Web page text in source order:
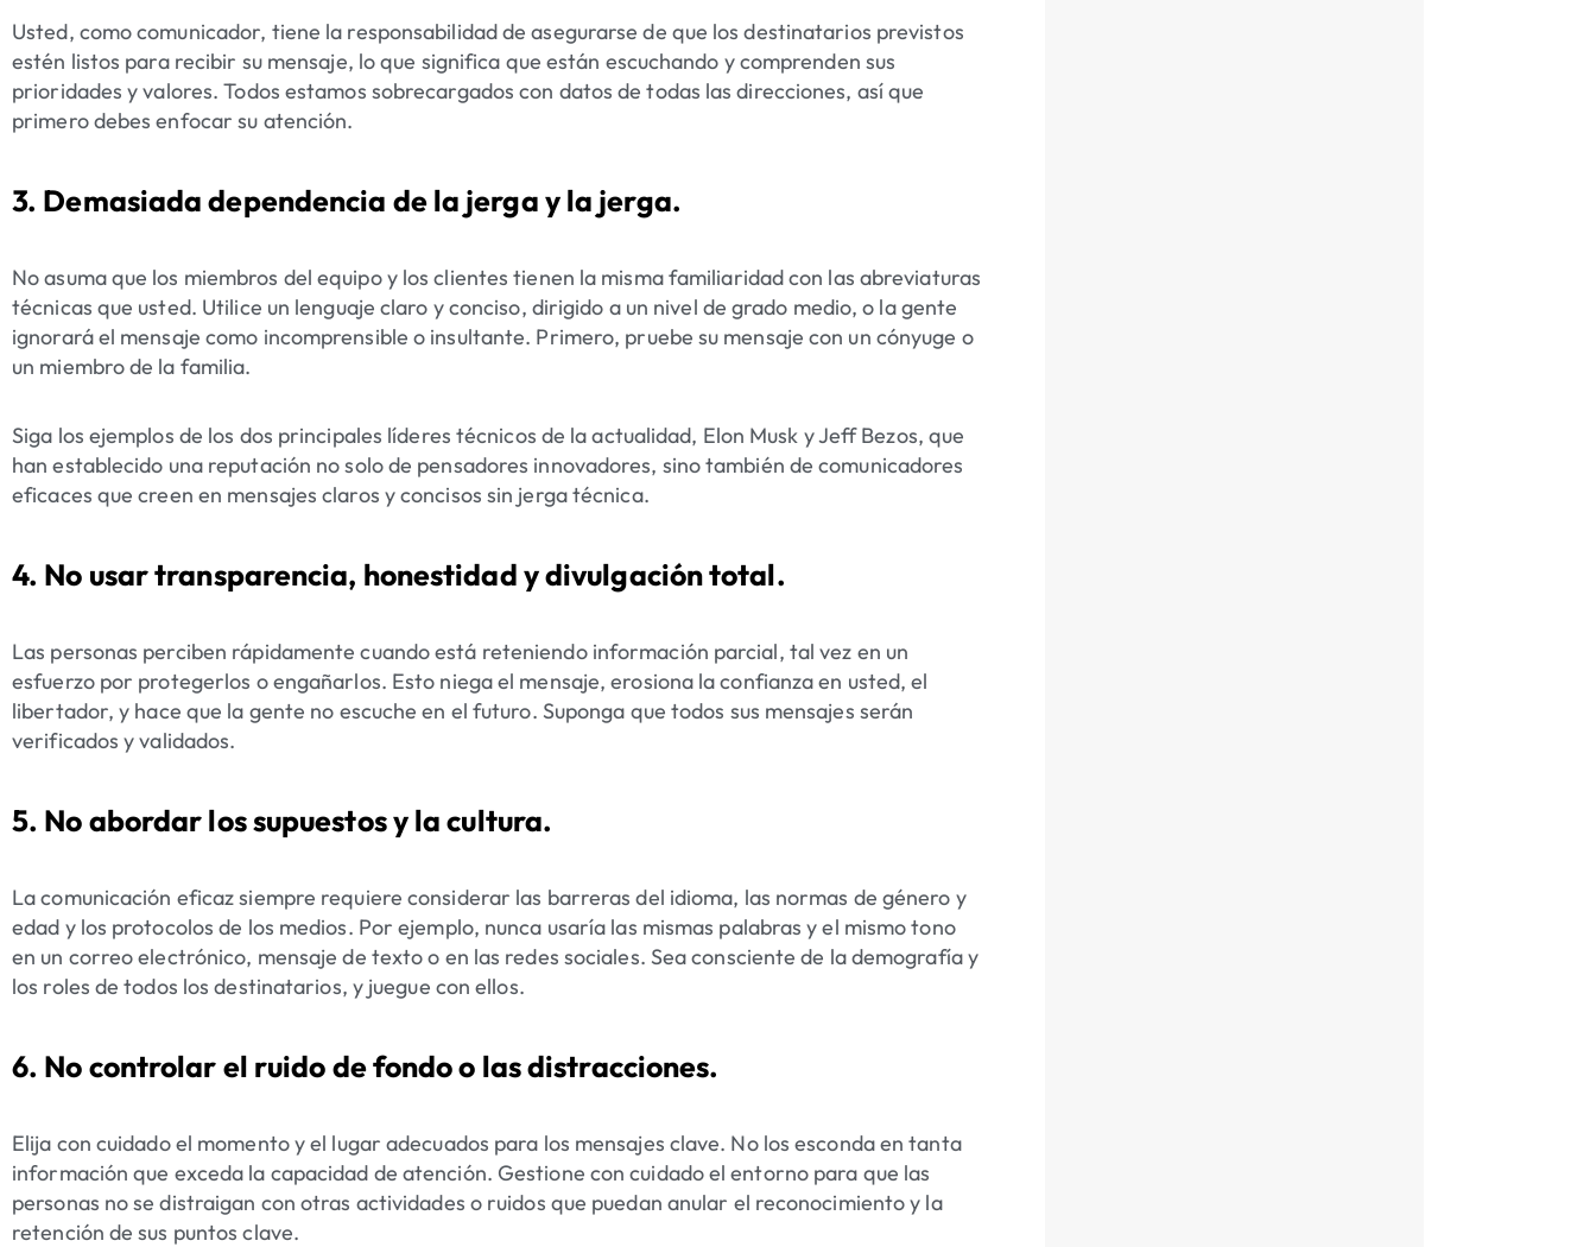
Usted, como comunicador, tiene la responsabilidad de asegurarse de que los destinatarios previstos
estén listos para recibir su mensaje, lo que significa que están escuchando y comprenden sus
prioridades y valores. Todos estamos sobrecargados con datos de todas las direcciones, así que
primero debes enfocar su atención.
3. Demasiada dependencia de la jerga y la jerga.
No asuma que los miembros del equipo y los clientes tienen la misma familiaridad con las abreviaturas
técnicas que usted. Utilice un lenguaje claro y conciso, dirigido a un nivel de grado medio, o la gente
ignorará el mensaje como incomprensible o insultante. Primero, pruebe su mensaje con un cónyuge o
un miembro de la familia.
Siga los ejemplos de los dos principales líderes técnicos de la actualidad, Elon Musk y Jeff Bezos, que
han establecido una reputación no solo de pensadores innovadores, sino también de comunicadores
eficaces que creen en mensajes claros y concisos sin jerga técnica.
4. No usar transparencia, honestidad y divulgación total.
Las personas perciben rápidamente cuando está reteniendo información parcial, tal vez en un
esfuerzo por protegerlos o engañarlos. Esto niega el mensaje, erosiona la confianza en usted, el
libertador, y hace que la gente no escuche en el futuro. Suponga que todos sus mensajes serán
verificados y validados.
5. No abordar los supuestos y la cultura.
La comunicación eficaz siempre requiere considerar las barreras del idioma, las normas de género y
edad y los protocolos de los medios. Por ejemplo, nunca usaría las mismas palabras y el mismo tono
en un correo electrónico, mensaje de texto o en las redes sociales. Sea consciente de la demografía y
los roles de todos los destinatarios, y juegue con ellos.
6. No controlar el ruido de fondo o las distracciones.
Elija con cuidado el momento y el lugar adecuados para los mensajes clave. No los esconda en tanta
información que exceda la capacidad de atención. Gestione con cuidado el entorno para que las
personas no se distraigan con otras actividades o ruidos que puedan anular el reconocimiento y la
retención de sus puntos clave.